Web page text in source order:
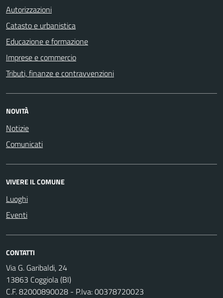
Autorizzazioni
Catasto e urbanistica
Educazione e formazione
Imprese e commercio
Tributi, finanze e contravvenzioni
NOVITÀ
Notizie
Comunicati
VIVERE IL COMUNE
Luoghi
Eventi
CONTATTI
Via G. Garibaldi, 24
13863 Coggiola (BI)
C.F. 82000890028 - P.Iva: 00378720023